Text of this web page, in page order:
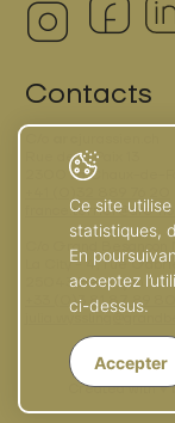
Contacts
Rue de la Paix 13
2300 La Chaux-de-
france.terrier@arc-
C/o Grand Besançon
La City - 4, rue
25043 Besançon
+33 (0)3 81 87 89 80
©
Created with ♥
Ce site
statistiques,
En
acceptez
ci-dessus.
Accepter